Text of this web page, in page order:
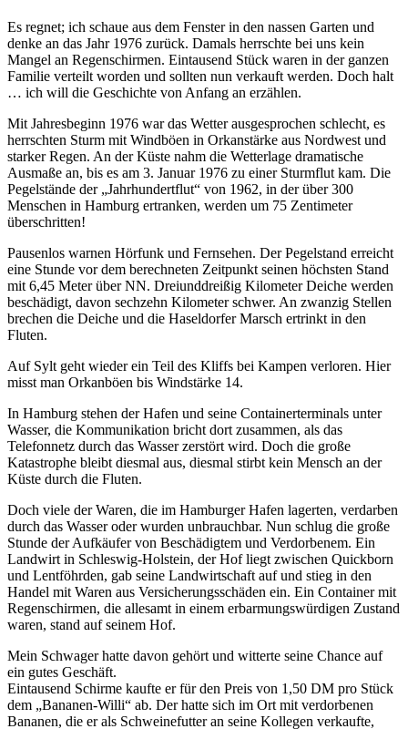
Es regnet; ich schaue aus dem Fenster in den nassen Garten und
denke an das Jahr 1976 zurück. Damals herrschte bei uns kein
Mangel an Regenschirmen. Eintausend Stück waren in der ganzen
Familie verteilt worden und sollten nun verkauft werden. Doch halt
… ich will die Geschichte von Anfang an erzählen.
Mit Jahresbeginn 1976 war das Wetter ausgesprochen schlecht, es
herrschten Sturm mit Windböen in Orkanstärke aus Nordwest und
starker Regen. An der Küste nahm die Wetterlage dramatische
Ausmaße an, bis es am 3. Januar 1976 zu einer Sturmflut kam. Die
Pegelstände der Jahrhundertflut
von 1962, in der über 300
Menschen in Hamburg ertranken, werden um 75 Zentimeter
überschritten!
Pausenlos warnen Hörfunk und Fernsehen. Der Pegelstand erreicht
eine Stunde vor dem berechneten Zeitpunkt seinen höchsten Stand
mit 6,45 Meter über NN. Dreiunddreißig Kilometer Deiche werden
beschädigt, davon sechzehn Kilometer schwer. An zwanzig Stellen
brechen die Deiche und die Haseldorfer Marsch ertrinkt in den
Fluten.
Auf Sylt geht wieder ein Teil des Kliffs bei Kampen verloren. Hier
misst man Orkanböen bis Windstärke 14.
In Hamburg stehen der Hafen und seine Containerterminals unter
Wasser, die Kommunikation bricht dort zusammen, als das
Telefonnetz durch das Wasser zerstört wird. Doch die große
Katastrophe bleibt diesmal aus, diesmal stirbt kein Mensch an der
Küste durch die Fluten.
Doch viele der Waren, die im Hamburger Hafen lagerten, verdarben
durch das Wasser oder wurden unbrauchbar. Nun schlug die große
Stunde der Aufkäufer von Beschädigtem und Verdorbenem. Ein
Landwirt in Schleswig-Holstein, der Hof liegt zwischen Quickborn
und Lentföhrden, gab seine Landwirtschaft auf und stieg in den
Handel mit Waren aus Versicherungsschäden ein. Ein Container mit
Regenschirmen, die allesamt in einem erbarmungswürdigen Zustand
waren, stand auf seinem Hof.
Mein Schwager hatte davon gehört und witterte seine Chance auf
ein gutes Geschäft.
Eintausend Schirme kaufte er für den Preis von 1,50 DM pro Stück
dem
Bananen-Willi
ab. Der hatte sich im Ort mit verdorbenen
Bananen, die er als Schweinefutter an seine Kollegen verkaufte,